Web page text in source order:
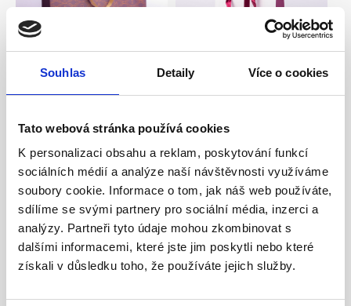
Souhlas Detaily Více o cookies
Tato webová stránka používá cookies
K personalizaci obsahu a reklam, poskytování funkcí
sociálních médií a analýze naší návštěvnosti využíváme
soubory cookie. Informace o tom, jak náš web používáte,
sdílíme se svými partnery pro sociální média, inzerci a
analýzy. Partneři tyto údaje mohou zkombinovat s
dalšími informacemi, které jste jim poskytli nebo které
získali v důsledku toho, že používáte jejich služby.